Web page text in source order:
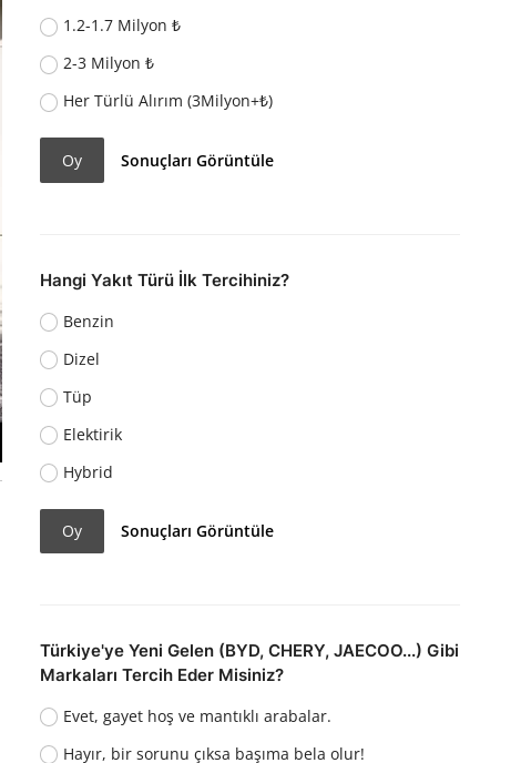
1.2-1.7 Milyon ₺
2-3 Milyon ₺
Her Türlü Alırım (3Milyon+₺)
Oy Sonuçları Görüntüle
Hangi Yakıt Türü İlk Tercihiniz?
Benzin
Dizel
Tüp
Elektirik
Hybrid
Oy Sonuçları Görüntüle
Türkiye'ye Yeni Gelen (BYD, CHERY, JAECOO...) Gibi
Markaları Tercih Eder Misiniz?
Evet, gayet hoş ve mantıklı arabalar.
Hayır, bir sorunu çıksa başıma bela olur!